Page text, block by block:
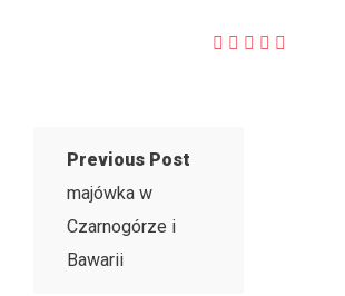
Previous Post
majówka w
Czarnogórze i
Bawarii